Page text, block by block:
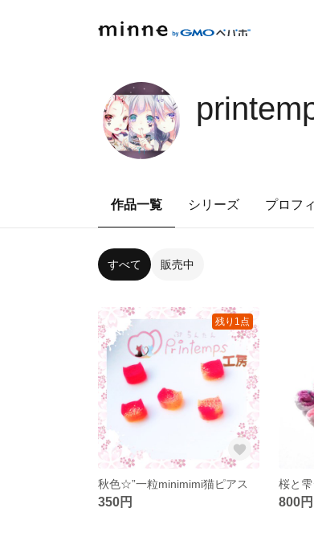
作品一覧 シリーズ プロフ
すべて 販売中
残り1点
秋色☆”一粒minimimi猫ピアス
350円
桜と
800円